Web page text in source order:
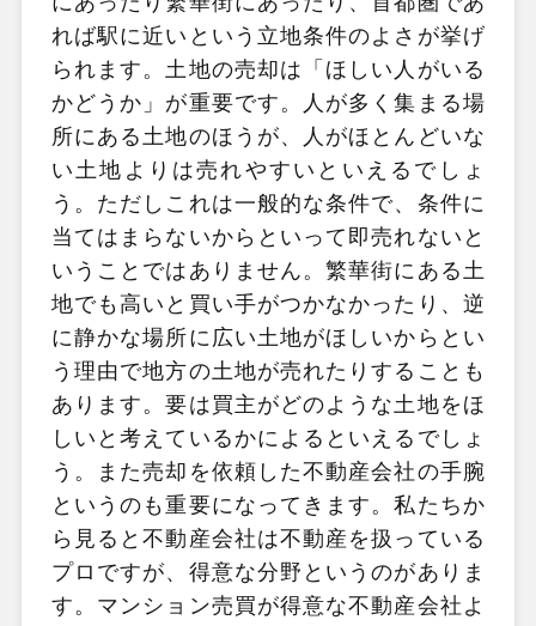
れば駅に近いという立地条件のよさが挙げ
られます。土地の売却は「ほしい人がいる
かどうか」が重要です。人が多く集まる場
所にある土地のほうが、人がほとんどいな
い土地よりは売れやすいといえるでしょ
う。ただしこれは一般的な条件で、条件に
当てはまらないからといって即売れないと
いうことではありません。繁華街にある土
地でも高いと買い手がつかなかったり、逆
に静かな場所に広い土地がほしいからとい
う理由で地方の土地が売れたりすることも
あります。要は買主がどのような土地をほ
しいと考えているかによるといえるでしょ
う。また売却を依頼した不動産会社の手腕
というのも重要になってきます。私たちか
ら見ると不動産会社は不動産を扱っている
プロですが、得意な分野というのがありま
す。マンション売買が得意な不動産会社よ